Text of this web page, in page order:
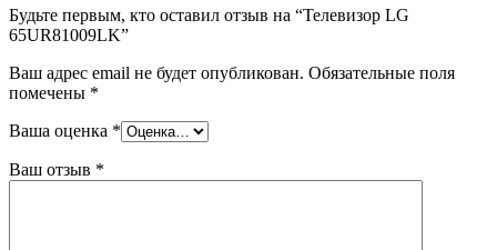
Будьте первым, кто оставил отзыв на “Телевизор LG
65UR81009LK”
Ваш адрес email не будет опубликован. Обязательные поля
помечены *
Ваша оценка *
Ваш отзыв *